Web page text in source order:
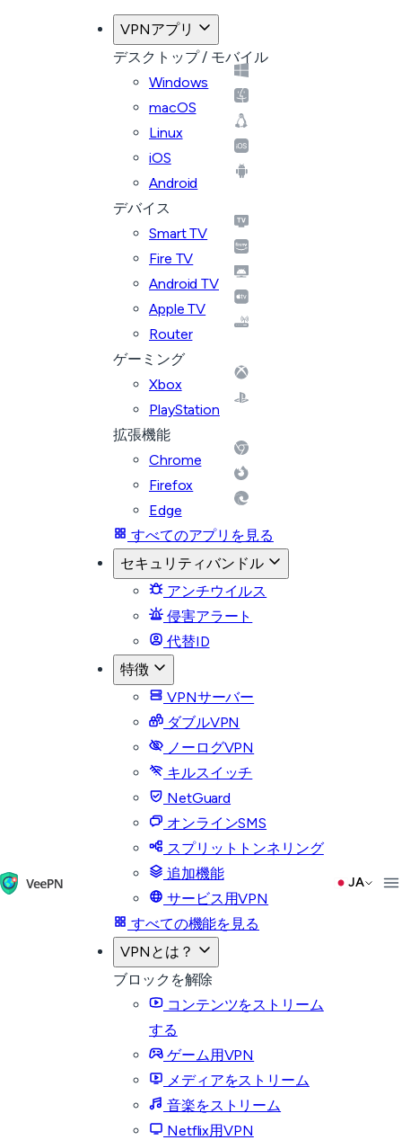
VPNアプリ
デスクトップ / モバイル
Windows
macOS
Linux
iOS
Android
デバイス
Smart TV
Fire TV
Android TV
Apple TV
Router
ゲーミング
Xbox
PlayStation
拡張機能
Chrome
Firefox
Edge
すべてのアプリを見る
セキュリティバンドル
アンチウイルス
侵害アラート
代替ID
特徴
VPNサーバー
ダブルVPN
ノーログVPN
キルスイッチ
NetGuard
オンラインSMS
スプリットトンネリング
追加機能
サービス用VPN
すべての機能を見る
VPNとは？
ブロックを解除
コンテンツをストリーム
する
ゲーム用VPN
メディアをストリーム
音楽をストリーム
Netflix用VPN
JA